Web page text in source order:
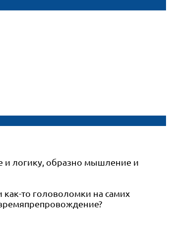
и логику, образно мышление и
как-то головоломки на самих